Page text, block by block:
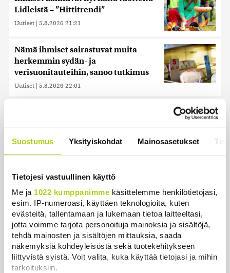
Suostumus Yksityiskohdat Mainosasetukset
Tietojesi vastuullinen käyttö
Me ja 1022 kumppanimme käsittelemme henkilötietojasi,
esim. IP-numeroasi, käyttäen teknologioita, kuten
evästeitä, tallentamaan ja lukemaan tietoa laitteeltasi,
jotta voimme tarjota personoituja mainoksia ja sisältöjä,
tehdä mainosten ja sisältöjen mittauksia, saada
näkemyksiä kohdeyleisöstä sekä tuotekehitykseen
liittyvistä syistä. Voit valita, kuka käyttää tietojasi ja mihin
tarkoituksiin.
Lidleistä – ”Hittitrendi”
Uutiset | 5.8.2026 21:21
Nämä ihmiset sairastuvat muita
herkemmin sydän- ja
verisuonitauteihin, sanoo tutkimus
Uutiset | 5.8.2026 22:01
Uutiset | 7.8.2026 21:55
ikkunankarmeissa? Tällainen oli
1800-luvun ”sosiaalinen media”
Uutiset | 5.8.2026 21:45
Keskustan Siika-aho kertoo, mikä
hänestä on Ylen gallupin todellinen
uutinen – ”Kokoomus maksaa siitä
hintaa”